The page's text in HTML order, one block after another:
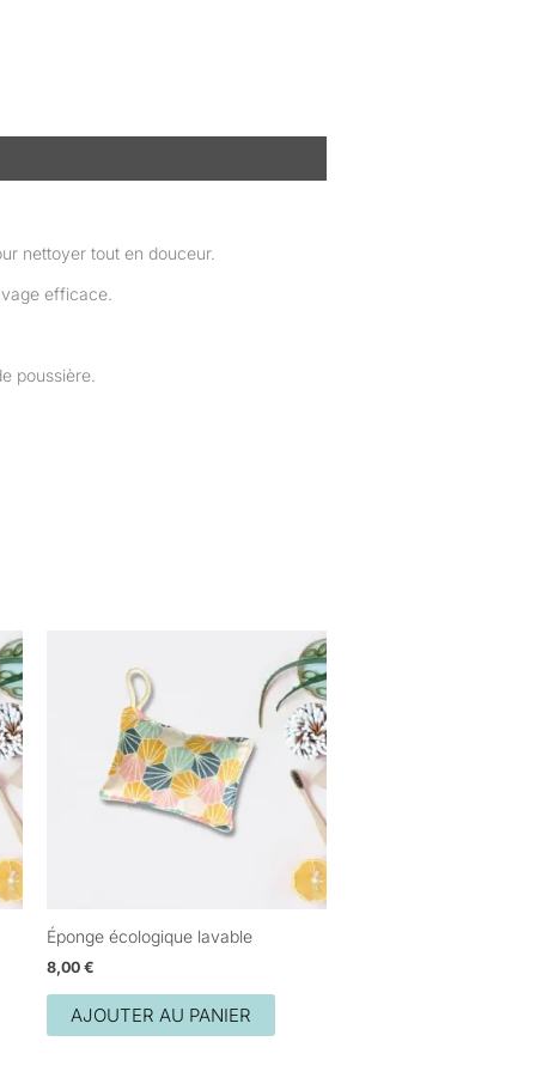
nettoyer tout en douceur.
efficace.
poussière.
Éponge écologique lavable
8,00€
AJOUTER AU PANIER